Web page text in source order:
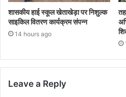
शासकीय हाई स्कूल खेताखेड़ा पर निशुल्क
साइकिल वितरण कार्यक्रम संपन्न
14 hours ago
Leave a Reply